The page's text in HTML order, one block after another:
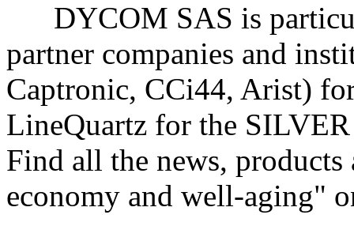
DYCOM SAS is
partner companies and
Captronic, CCi44, Arist)
LineQuartz for the
Find all the news,
economy and well-aging"